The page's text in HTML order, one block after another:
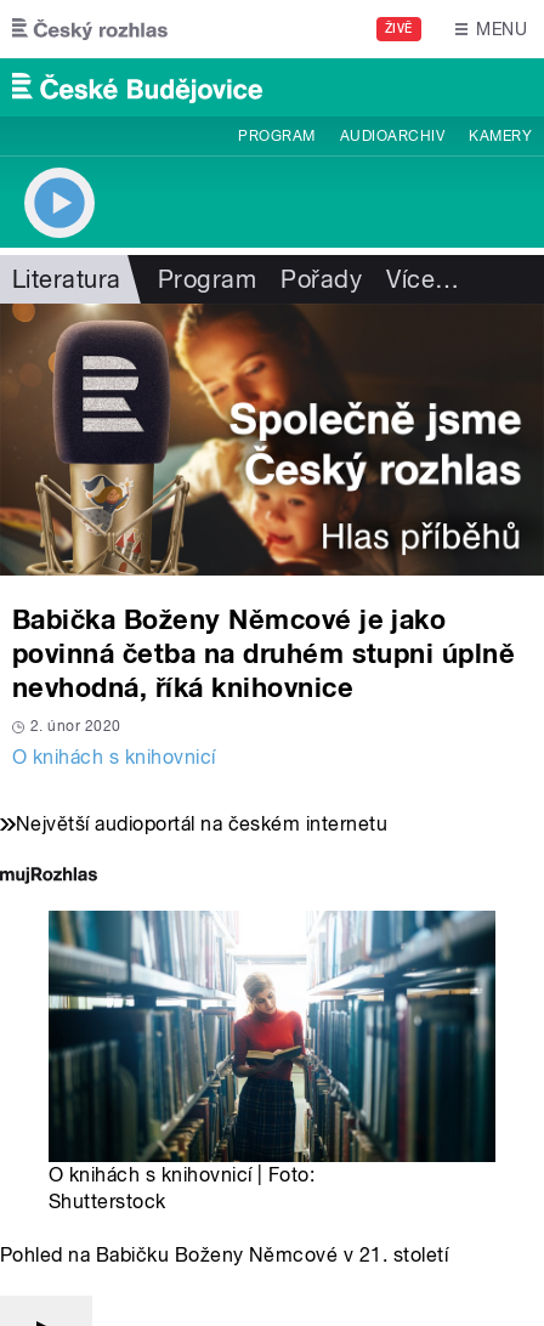
Přejít k hlavnímu obsahu
ŽIVĚ MENU
PROGRAM AUDIOARCHIV KAMERY
Literatura Program Pořady Více…
Babička Boženy Němcové je jako
povinná četba na druhém stupni úplně
nevhodná, říká knihovnice
2. únor 2020
O knihách s knihovnicí
Největší audioportál na českém internetu
O knihách s knihovnicí | Foto:
Shutterstock
Pohled na Babičku Boženy Němcové v 21. století